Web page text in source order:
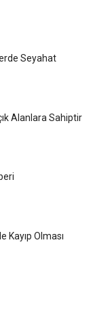
Seyahat
Alanlara Sahiptir
Kayıp Olması